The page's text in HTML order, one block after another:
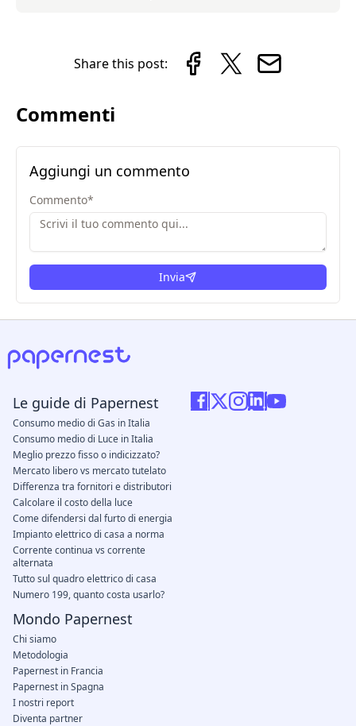
Share this post:
Commenti
Aggiungi un commento
Commento*
Invia
Le guide di Papernest
Consumo medio di Gas in Italia
Consumo medio di Luce in Italia
Meglio prezzo fisso o indicizzato?
Mercato libero vs mercato tutelato
Differenza tra fornitori e distributori
Calcolare il costo della luce
Come difendersi dal furto di energia
Impianto elettrico di casa a norma
Corrente continua vs corrente
alternata
Tutto sul quadro elettrico di casa
Numero 199, quanto costa usarlo?
Mondo Papernest
Chi siamo
Metodologia
Papernest in Francia
Papernest in Spagna
I nostri report
Diventa partner